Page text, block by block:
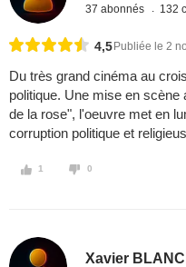
37 abonnés 132
4,5 Publiée le 2
Du très grand cinéma au
politique. Une mise en
de la rose", l'oeuvre met en
corruption politique et
1 0
Xavier